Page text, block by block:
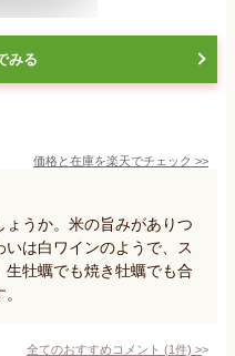
みる
価格と在庫を楽天でチェック >>
うか。米の旨みがありつ
は白ワインのようで、ス
牡蠣でも焼き牡蠣でも合
全てのおすすめコメント (1件) >